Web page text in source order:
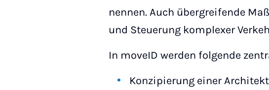
nennen. Auch übergreifende
und Steuerung komplexer
In moveID werden folgende
Konzipierung einer